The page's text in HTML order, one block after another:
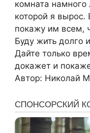
комната
которой я вырос.
покажу им всем,
Буду жить долго
Дайте только
докажет и
Автор: Николай